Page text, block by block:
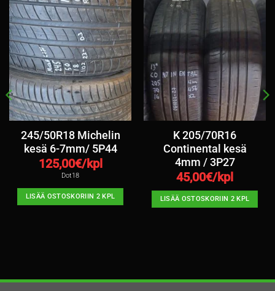
245/50R18 Michelin
kesä 6-7mm/ 5P44
125,00€/kpl
Dot18
LISÄÄ OSTOSKORIIN 2 KPL
K 205/70R16
Continental kesä
4mm / 3P27
45,00€/kpl
LISÄÄ OSTOSKORIIN 2 KPL